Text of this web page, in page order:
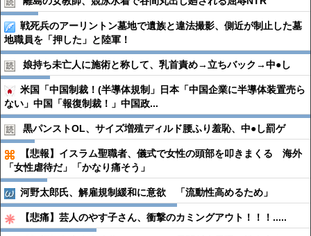
戦死兵のアーリントン墓地で遺族と違法撮影、側近が制止した墓
地職員を「押した」と陸軍！
娘持ち未亡人に施術と称して、乳首責め→立ちバック→中●︎し
米国「中国制裁！(半導体規制」日本「中国企業に半導体装置売ら
ない」中国「報復制裁！」中国政...
黒パンストOL、サイズ増殖ディルド腰ふり羞恥、中●︎し罰ゲ
【悲報】イスラム聖職者、儀式で女性の頭部を叩きまくる 海外
「女性虐待だ」「かなり痛そう」
河野太郎氏、解雇規制緩和に意欲 「流動性高めるため」
【悲痛】芸人のやす子さん、衝撃のカミングアウト！！！.....